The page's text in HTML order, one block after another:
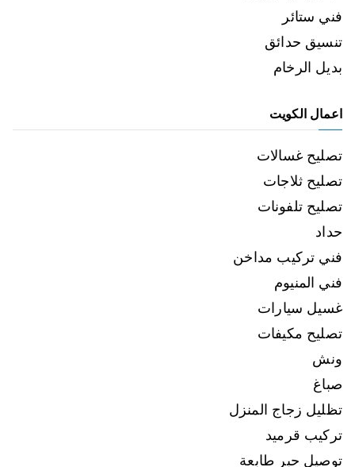
فني ستائر
تنسيق حدائق
بديل الرخام
اعمال الكويت
تصليح غسالات
تصليح ثلاجات
تصليح تلفونات
حداد
فني تركيب مداخن
فني المنيوم
غسيل سيارات
تصليح مكيفات
ونش
صباغ
تظليل زجاج المنزل
تركيب قرميد
توصيل حبر طابعة